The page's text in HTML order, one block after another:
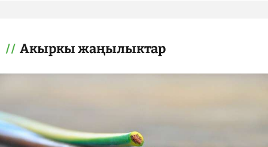
Акыркы жаңылыктар